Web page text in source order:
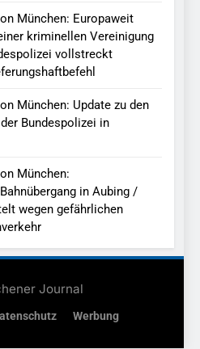
München: Europaweit
kriminellen Vereinigung
vollstreckt
München: Update zu den
Bundespolizei in
München:
in Aubing /
wegen gefährlichen
Journal
Werbung